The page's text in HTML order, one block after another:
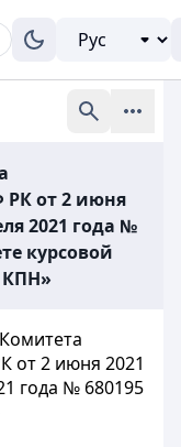
РК от 2 июня
2021 года №
курсовой
КПН»
от 2 июня 2021
года № 680195